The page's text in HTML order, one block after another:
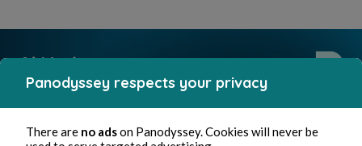
Panodyssey respects your privacy
There are no adson Panodyssey. Cookies will never be